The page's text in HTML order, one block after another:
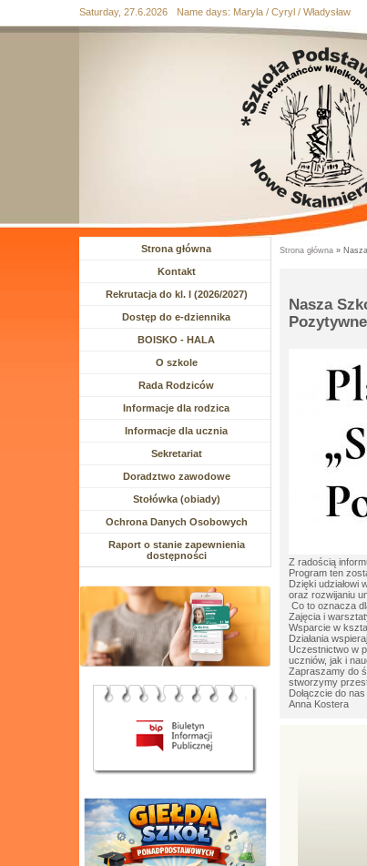
Przejdź
Przejdź do
Przejdź
Przejdź
Przejdź
Saturday, 27.6.2026 Name days: Maryla / Cyryl / Władysław
Strona główna
Kontakt
Rekrutacja do kl. I (2026/2027)
Dostęp do e-dziennika
BOISKO - HALA
Rozwiń menu
O szkole
Rozwiń menu
Rada Rodziców
Rozwiń menu
Informacje dla rodzica
Rozwiń menu
Informacje dla ucznia
Sekretariat
Doradztwo zawodowe
Stołówka (obiady)
Ochrona Danych Osobowych
Raport o stanie zapewnienia
dostępności
Strona główna »
Nasza
Z radością
Program ten
Dzięki udziałowi
oraz rozwijaniu
Co to oznacza
Zajęcia i
Wsparcie w
Działania
Uczestnictwo w
uczniów, jak i
Zapraszamy do
stworzymy
Dołączcie do
Anna Kostera